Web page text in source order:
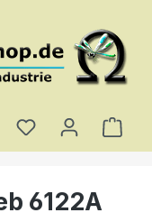
Du hast 0
6122A